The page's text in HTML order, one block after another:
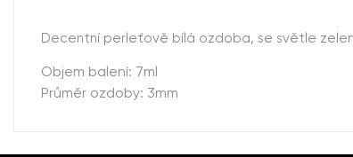
Decentní perleťově bílá ozdoba, se světle
Objem balení: 7ml
Průměr ozdoby: 3mm